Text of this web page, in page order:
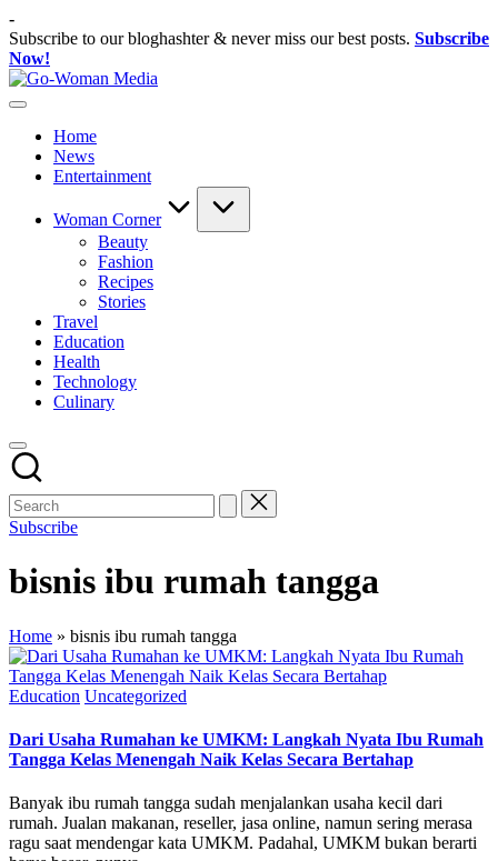
Skip
to
content
-
Subscribe to our bloghashter & never miss our best posts. Subscribe
Now!
Portal
Untuk
Wanita
Indonesia
Home
News
Entertainment
Woman Corner
Beauty
Fashion
Recipes
Stories
Travel
Education
Health
Technology
Culinary
Subscribe
bisnis ibu rumah tangga
Home » bisnis ibu rumah tangga
Posted
Education Uncategorized
Dari Usaha Rumahan ke UMKM: Langkah Nyata Ibu Rumah
Tangga Kelas Menengah Naik Kelas Secara Bertahap
Banyak ibu rumah tangga sudah menjalankan usaha kecil dari
rumah. Jualan makanan, reseller, jasa online, namun sering merasa
ragu saat mendengar kata UMKM. Padahal, UMKM bukan berarti